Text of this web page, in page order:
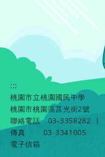
:::
桃園市立桃園國民中學
桃園市桃園區莒光街2號
聯絡電話
03-3358282
|
傳真
03-3341005
電子信箱